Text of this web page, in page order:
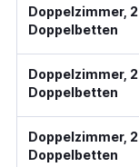
Doppelzimmer, 2
Doppelbetten
Doppelzimmer, 2
Doppelbetten
Doppelzimmer, 2
Doppelbetten